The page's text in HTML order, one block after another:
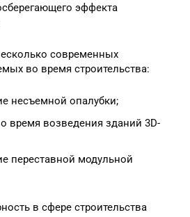
эффекта
современных
во время строительства:
несъемной опалубки;
время возведения зданий 3D-
переставной модульной
в сфере строительства